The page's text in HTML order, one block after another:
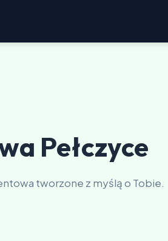
Pełczyce
tworzone z myślą o Tobie.